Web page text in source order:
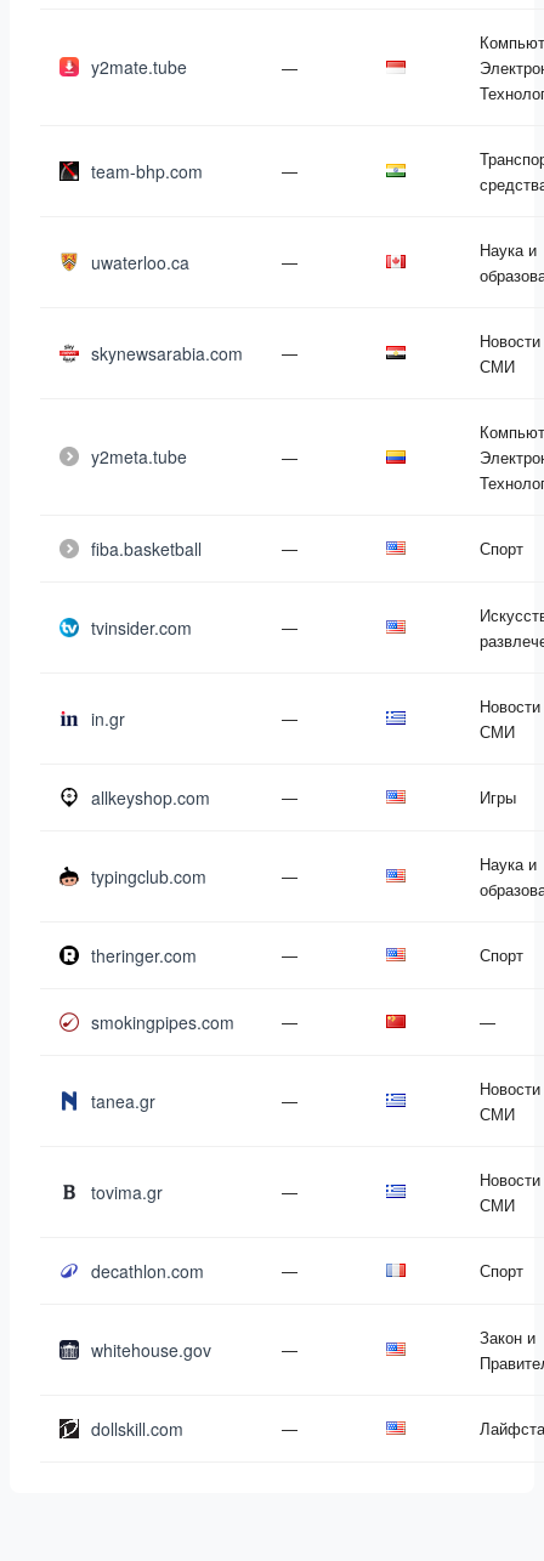
y2mate.tube —
team-bhp.com —
uwaterloo.ca —
Наука и
skynewsarabia.com —
СМИ
y2meta.tube —
fiba.basketball — Спорт
tvinsider.com —
in.gr —
СМИ
allkeyshop.com — Игры
typingclub.com —
Наука и
theringer.com — Спорт
smokingpipes.com — —
tanea.gr —
СМИ
tovima.gr —
СМИ
decathlon.com — Спорт
whitehouse.gov —
Закон и
dollskill.com —